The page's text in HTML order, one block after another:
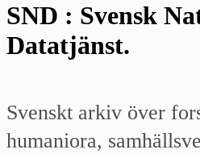
SND : Svensk
Datatjänst.
Svenskt arkiv över
humaniora,